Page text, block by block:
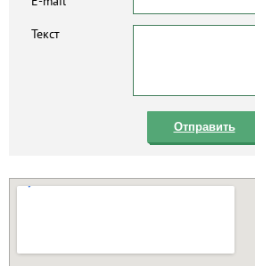
Текст
Отправить